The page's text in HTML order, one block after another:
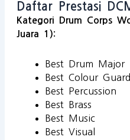
Daftar Prestasi
Kategori Drum Corps
Juara 1):
Best Drum Major
Best Colour Guard
Best Percussion
Best Brass
Best Music
Best Visual